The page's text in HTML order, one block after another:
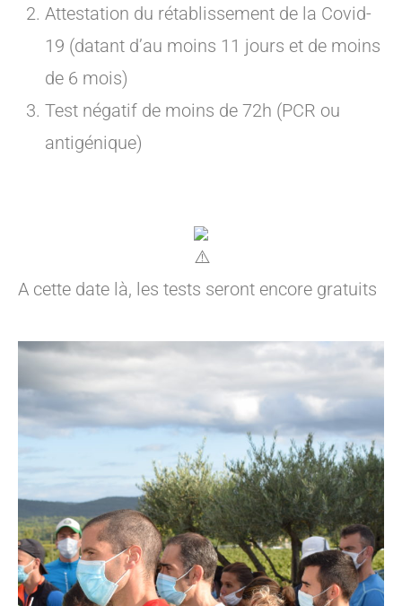
Attestation du rétablissement de la Covid-
19 (datant d’au moins 11 jours et de moins
de 6 mois)
Test négatif de moins de 72h (PCR ou
antigénique)
A cette date là, les tests seront encore gratuits